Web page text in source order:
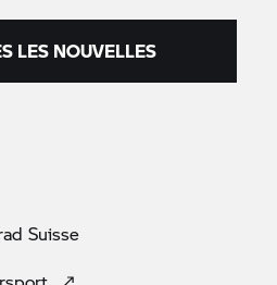
LES NOUVELLES
Suisse